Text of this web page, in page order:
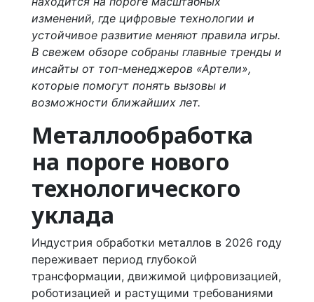
изменений, где цифровые технологии и
устойчивое развитие меняют правила игры.
В свежем обзоре собраны главные тренды и
инсайты от топ-менеджеров «Артели»,
которые помогут понять вызовы и
возможности ближайших лет.
Металлообработка
на пороге нового
технологического
уклада
Индустрия обработки металлов в 2026 году
переживает период глубокой
трансформации, движимой цифровизацией,
роботизацией и растущими требованиями